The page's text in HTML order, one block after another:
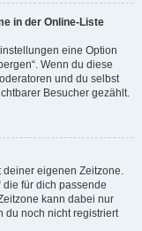
in der Online-Liste
eine Option
Wenn du diese
und du selbst
Besucher gezählt.
deiner eigenen Zeitzone.
die für dich passende
kann dabei nur
du noch nicht registriert